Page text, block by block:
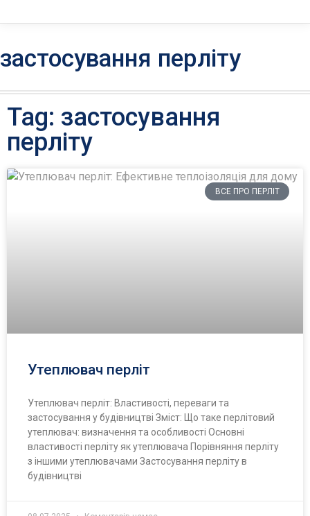
застосування перліту
Tag: застосування
перліту
ВСЕ ПРО ПЕРЛІТ
Утеплювач перліт
Утеплювач перліт: Властивості, переваги та
застосування у будівництві Зміст: Що таке перлітовий
утеплювач: визначення та особливості Основні
властивості перліту як утеплювача Порівняння перліту
з іншими утеплювачами Застосування перліту в
будівництві